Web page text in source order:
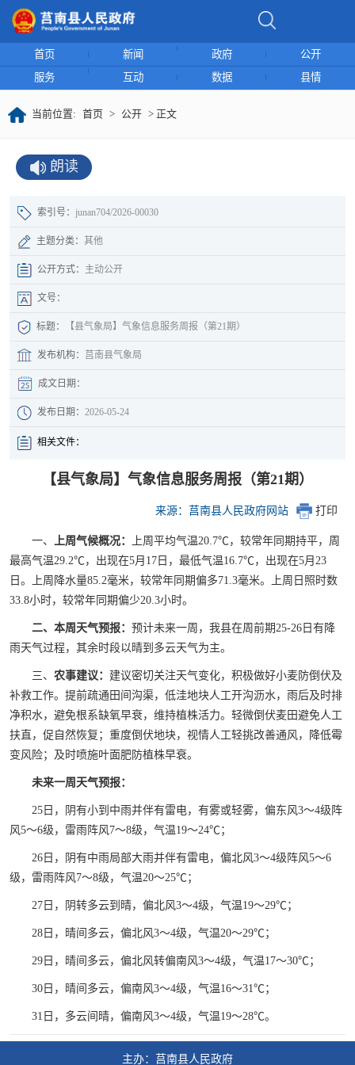
首页 新闻 政府
公开
服务
互动 数据 县情
当前位置: 首页 > 公开 > 正文
朗读
索引号： junan704/2026-00030
主题分类： 其他
公开方式： 主动公开
文号：
标题： 【县气象局】气象信息服务周报（第21期）
发布机构： 莒南县气象局
成文日期：
发布日期： 2026-05-24
相关文件：
【县气象局】气象信息服务周报（第21期）
来源：莒南县人民政府网站 打印
一、 上周气候概况：
上周平均气温20.7℃，较常年同期持平，周
最高气温29.2℃，出现在5月17日，最低气温16.7℃，出现在5月23
日。上周降水量85.2毫米，较常年同期偏多71.3毫米。上周日照时数
33.8小时，较常年同期偏少20.3小时。
二、 本周 天气预报： 预计未来一周，我县在周前期25-26日有降
雨天气过程，其余时段以晴到多云天气为主。
三、 农事建议： 建议密切关注天气变化，积极做好小麦防倒伏及
补救工作。提前疏通田间沟渠，低洼地块人工开沟沥水，雨后及时排
净积水，避免根系缺氧早衰，维持植株活力。轻微倒伏麦田避免人工
扶直，促自然恢复；重度倒伏地块，视情人工轻挑改善通风，降低霉
变风险；及时喷施叶面肥防植株早衰。
未来一周天气预报：
25日，阴有小到中雨并伴有雷电，有雾或轻雾，偏东风3～4级阵
风5～6级，雷雨阵风7～8级，气温19～24℃；
26日，阴有中雨局部大雨并伴有雷电，偏北风3～4级阵风5～6
级，雷雨阵风7～8级，气温20～25℃；
27日，阴转多云到晴，偏北风3～4级，气温19～29℃；
28日，晴间多云，偏北风3～4级，气温20～29℃；
29日，晴间多云，偏北风转偏南风3～4级，气温17～30℃；
30日，晴间多云，偏南风3～4级，气温16～31℃；
31日，多云间晴，偏南风3～4级，气温19～28℃。
主办：莒南县人民政府